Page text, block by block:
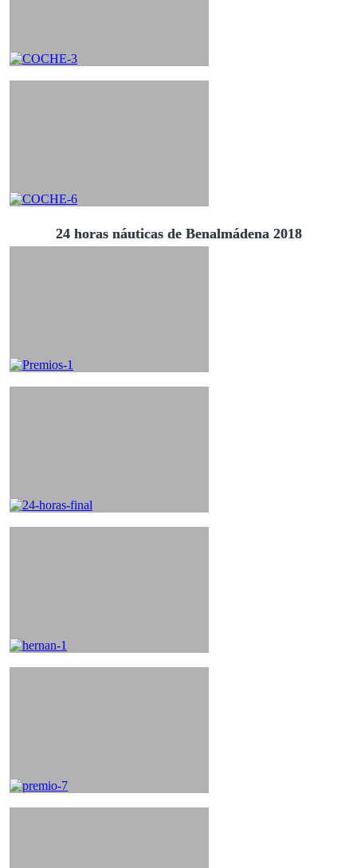
24 horas náuticas de Benalmádena 2018